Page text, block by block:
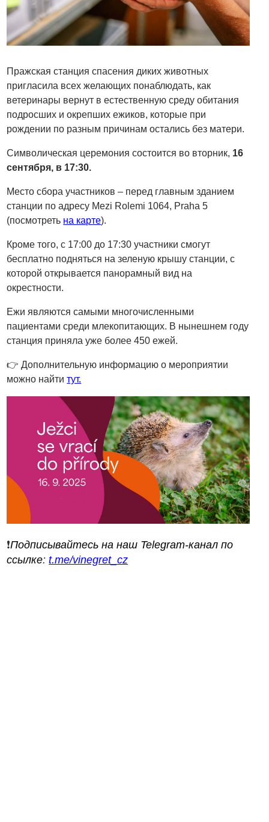
Пражская станция спасения диких животных
пригласила всех желающих понаблюдать, как
ветеринары вернут в естественную среду обитания
подросших и окрепших ежиков, которые при
рождении по разным причинам остались без матери.
Символическая церемония состоится во вторник, 16
сентября, в 17:30.
Место сбора участников – перед главным зданием
станции по адресу Mezi Rolemi 1064, Praha 5
(посмотреть на карте).
Кроме того, с 17:00 до 17:30 участники смогут
бесплатно подняться на зеленую крышу станции, с
которой открывается панорамный вид на
окрестности.
Ежи являются самыми многочисленными
пациентами среди млекопитающих. В нынешнем году
станция приняла уже более 450 ежей.
👉 Дополнительную информацию о мероприятии
можно найтитут.
❗️Подписывайтесь на наш Telegram-канал по
ссылке:t.me/vinegret_cz